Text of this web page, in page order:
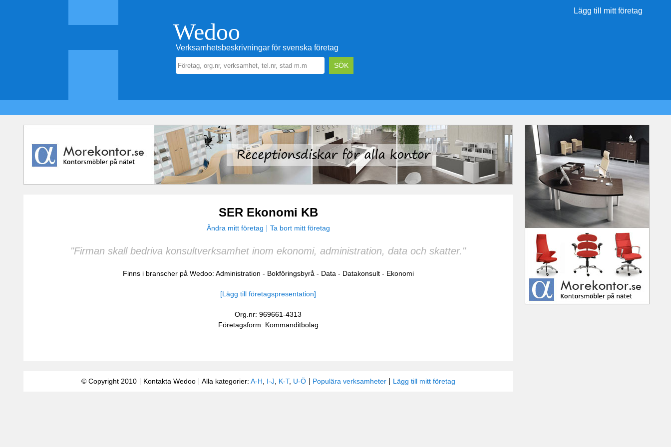
Lägg till mitt företag
Wedoo
Verksamhetsbeskrivningar för svenska företag
SER Ekonomi KB
Ändra mitt företag Ta bort mitt företag
"Firman skall bedriva konsultverksamhet inom ekonomi, administration, data och skatter."
Finns i branscher på Wedoo: Administration - Bokföringsbyrå - Data - Datakonsult- Ekonomi
[Lägg till företagspresentation]
Org.nr: 969661-4313
Företagsform: Kommanditbolag
© Copyright 2010 Kontakta Wedoo Alla kategorier: A-H I-J K-T, U-Ö Populära verksamheter Lägg till mitt företag